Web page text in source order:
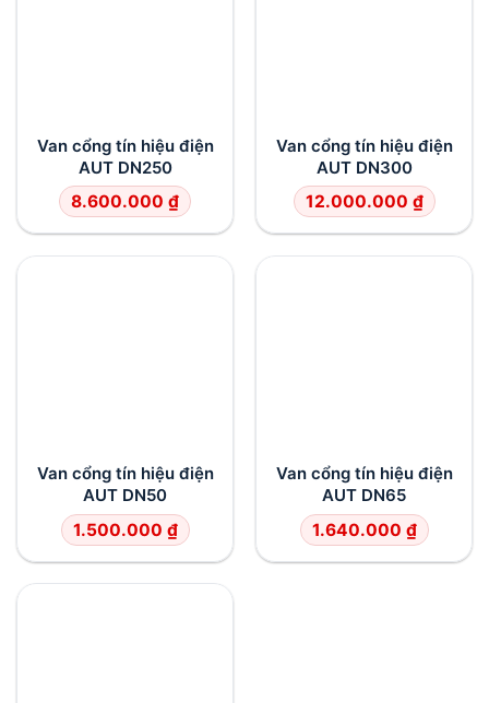
Van cổng tín hiệu điện
AUT DN250
8.600.000 ₫
Van cổng tín hiệu điện
AUT DN300
12.000.000 ₫
Van cổng tín hiệu điện
AUT DN50
1.500.000 ₫
Van cổng tín hiệu điện
AUT DN65
1.640.000 ₫